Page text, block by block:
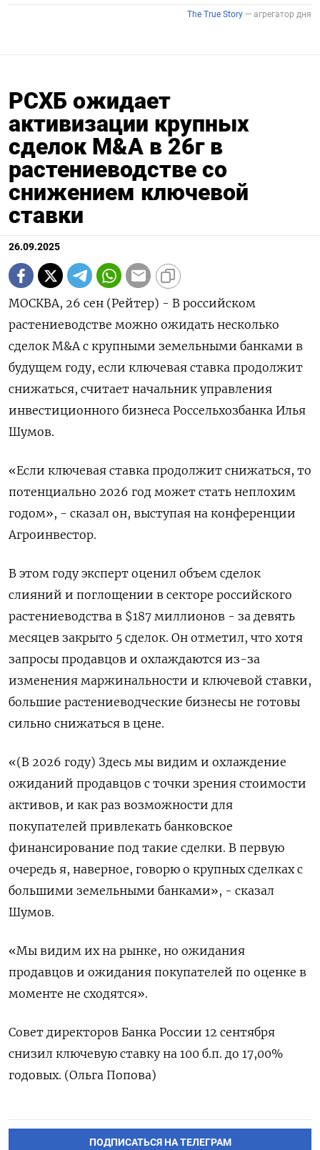
РСХБ ожидает
активизации крупных
сделок M&A в 26г в
растениеводстве со
снижением ключевой
ставки
26.09.2025
МОСКВА, 26 сен (Рейтер) - В российском
растениеводстве можно ожидать несколько
сделок M&A с крупными земельными банками в
будущем году, если ключевая ставка продолжит
снижаться, считает начальник управления
инвестиционного бизнеса Россельхозбанка Илья
Шумов.
«Если ключевая ставка продолжит снижаться, то
потенциально 2026 год может стать неплохим
годом», - сказал он, выступая на конференции
Агроинвестор.
В этом году эксперт оценил объем сделок
слияний и поглощении в секторе российского
растениеводства в $187 миллионов - за девять
месяцев закрыто 5 сделок. Он отметил, что хотя
запросы продавцов и охлаждаются из-за
изменения маржинальности и ключевой ставки,
большие растениеводческие бизнесы не готовы
сильно снижаться в цене.
«(В 2026 году) Здесь мы видим и охлаждение
ожиданий продавцов с точки зрения стоимости
активов, и как раз возможности для
покупателей привлекать банковское
финансирование под такие сделки. В первую
очередь я, наверное, говорю о крупных сделках с
большими земельными банками», - сказал
Шумов.
«Мы видим их на рынке, но ожидания
продавцов и ожидания покупателей по оценке в
моменте не сходятся».
Совет директоров Банка России 12 сентября
снизил ключевую ставку на 100 б.п. до 17,00%
годовых. (Ольга Попова)
ПОДПИСАТЬСЯ НА ТЕЛЕГРАМ